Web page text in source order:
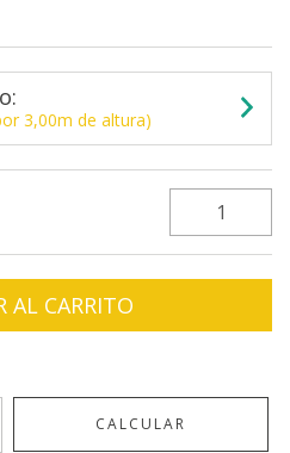
3,00m de altura)
CALCULAR